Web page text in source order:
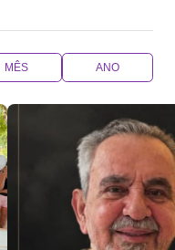
MÊS ANO